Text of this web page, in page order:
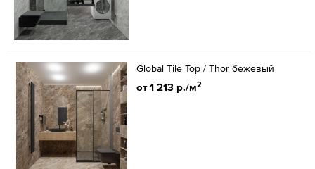
Global Tile Тор / Thor бежевый
от 1 213 р./м2